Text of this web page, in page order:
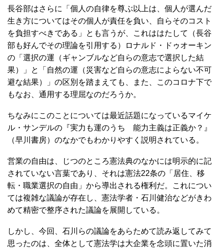
長谷部はさらに「個人の自律を尊ぶ以上は、個人が選んだ
生き方についてはその個人が責任を負い、自らそのコスト
を負担すべきである」とも言うが、これははたして（長谷
部も好んでその理論を引用する）ロナルド・ドゥオーキン
の「選択の運（ギャンブルなど自らの意志で選択した結
果）」と「自然の運（災害など自らの意志によらない不可
避な結果）」の区別を踏まえても、また、このコロナ下で
もなお、通用する理屈なのだろうか。
ちなみにこのことについては最近話題になっているマイケ
ル・サンデルの『実力も運のうち 能力主義は正義か？』
（早川書房）のなかでもわかりやすく説明されている。
営業の自由は、じつのところ憲法典のなかには明示的に記
されていない言葉であり、それは憲法22条の「居住、移
転・職業選択の自由」から導出される権利だ。これについ
ては複雑な議論が存在し、憲法学者・石川健治などがきわ
めて精密で整序された議論を展開している。
しかし、今回、石川らの議論をあらためて読み返してみて
思ったのは、全体として憲法学は大企業を念頭に置いた消